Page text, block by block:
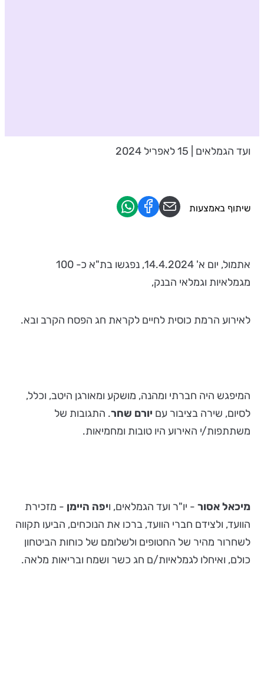
ועד הגמלאים | 15 לאפריל 2024
אתמול, יום א' 14.4.2024, נפגשו בת"א כ- 100
מגמלאיות וגמלאי הבנק,
לאירוע הרמת כוסית לחיים לקראת חג הפסח הקרב ובא.
המיפגש היה חברתי ומהנה, מושקע ומאורגן היטב, וכלל,
לסיום, שירה בציבור עם יורם שחר. התגובות של
משתתפות/י האירוע היו טובות ומחמיאות.
מיכאל אסור - יו"ר ועד הגמלאים, ויפה היימן - מזכירת
הוועד, ולצידם חברי הוועד, ברכו את הנוכחים, הביעו תקווה
לשחרור מהיר של החטופים ולשלומם של כוחות הביטחון
כולם, ואיחלו לגמלאיות/ם חג כשר ושמח ובריאות מלאה.
שיתוף באמצעות